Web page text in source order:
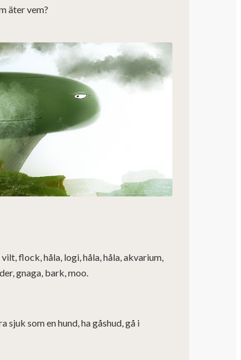
äter vem?
flock, håla, logi, håla, håla, akvarium,
gnaga, bark, moo.
som en hund, ha gåshud, gå i